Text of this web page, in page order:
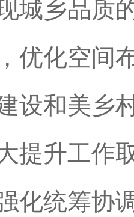
城乡品质
优化空间
设和美乡
提升工作
化统筹协